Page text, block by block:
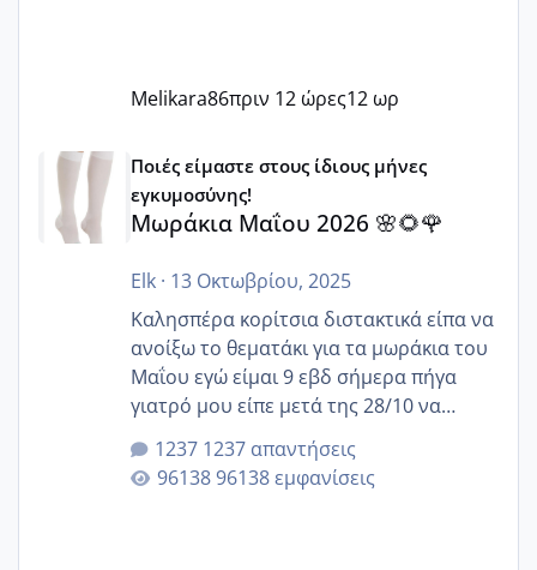
Melikara86πριν 12 ώρες12 ωρ
Μωράκια Μαΐου 2026 🌸🌻🌹
Ποιές είμαστε στους ίδιους μήνες
εγκυμοσύνης!
Μωράκια Μαΐου 2026 🌸🌻🌹
Elk· 13 Οκτωβρίου, 2025
Καλησπέρα κορίτσια διστακτικά είπα να
ανοίξω το θεματάκι για τα μωράκια του
Μαΐου εγώ είμαι 9 εβδ σήμερα πήγα
γιατρό μου είπε μετά της 28/10 να
κλείσω ραντεβού για την αυχενική είναι
καμιά άλλη κοπέλα να γεννάει Μάιο ;;
1237 απαντήσεις
96138 εμφανίσεις